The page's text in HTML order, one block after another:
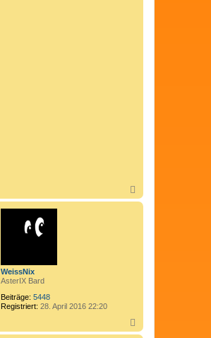
a
c
WeissNix
AsterIX Bard
Beiträge: 5448
Registriert: 28. April 2016 22:20
a